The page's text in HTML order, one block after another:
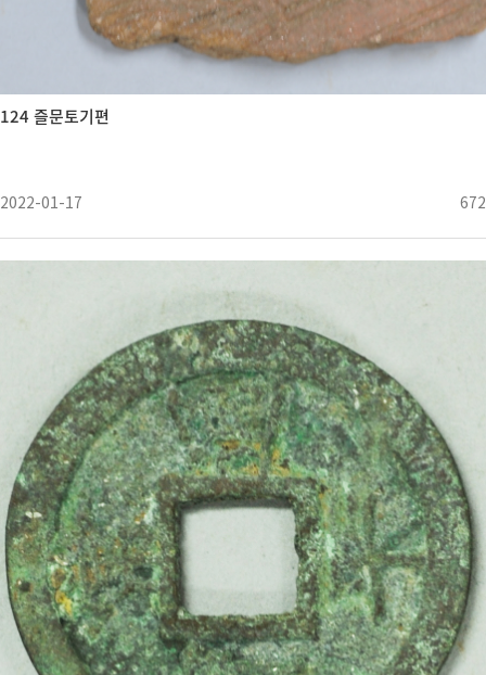
124 즐문토기편
2022-01-17 672